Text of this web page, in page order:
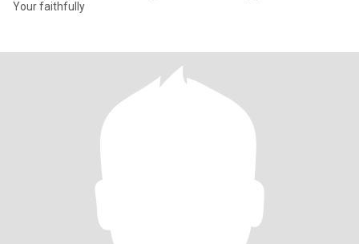
Your faithfully